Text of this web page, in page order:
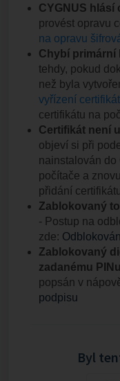
CYGNUS
provést opravu
na opravu
Chybí primární
tehdy, pokud
než byla
vyřízení
certifikátu na
Certifikát není
objeví si při
nainstalován
počítače a
přidání
Zablokovaný
- Postup na
zde:
Zablokovaný
zadanému PINu
popsán v
podpisu
Byl